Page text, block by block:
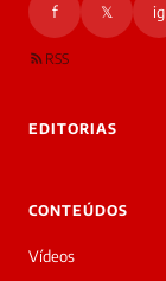
f 𝕏 ig
RSS
EDITORIAS
CONTEÚDOS
Vídeos